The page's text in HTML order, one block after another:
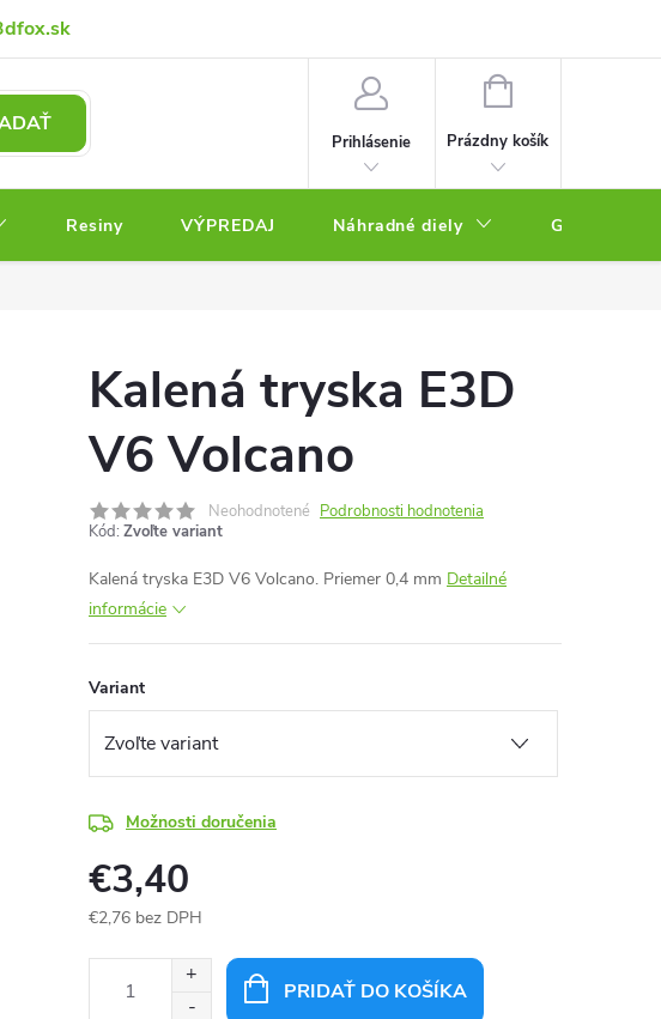
Prihlásenie
NÁKUPNÝ
Prázdny košík
Resiny VÝPREDAJ Náhradné diely
Kalená tryska E3D
V6 Volcano
Neohodnotené Podrobnosti hodnotenia
Kód: Zvoľte variant
Kalená tryska E3D V6 Volcano. Priemer 0,4 mm Detailné
informácie
Variant
Možnosti doručenia
€3,40
€2,76 bez DPH
PRIDAŤ DO KOŠÍKA